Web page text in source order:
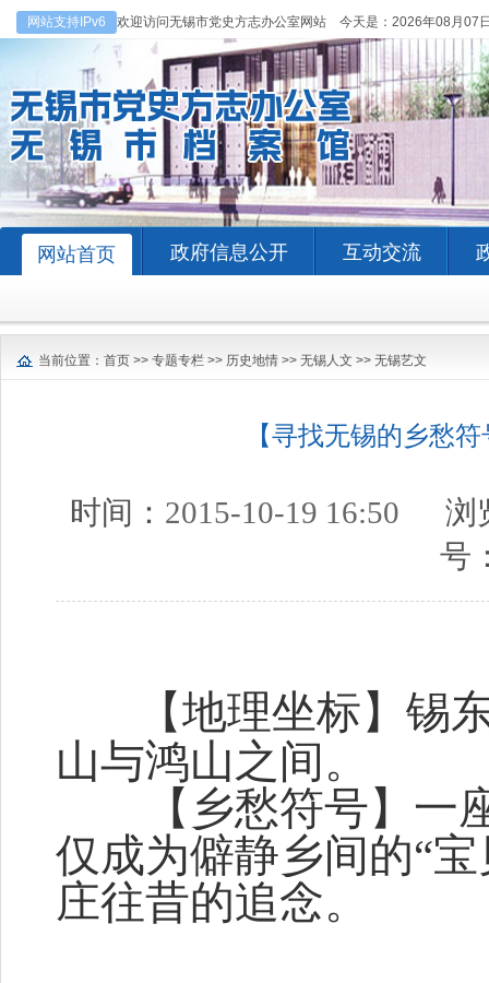
网站支持IPv6 欢迎访问无锡市党史方志办公室网站 今天是： 2026年08月07
网站首页 政府信息公开 互动交流
当前位置： 首页 >> 专题专栏 >> 历史地情 >> 无锡人文 >> 无锡艺文
【寻找无锡的乡愁
时间： 2015-10-19 16:50 浏
号
【地理坐标】锡
山与鸿山之间。
【乡愁符号】一座
仅成为僻静乡间的“宝
庄往昔的追念。